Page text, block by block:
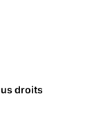
droits